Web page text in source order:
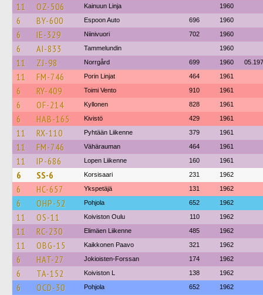
11 OZ-506 Kainuun Linja 1960
6 BY-600 Espoon Auto 696 1960
6 IE-329 Niinivuori 702 1960
6 AI-833 Tammelundin 1960
11 ZJ-98 Norrgård 699 1960
11 FM-746 Porin Linjat 464 1961
6 RY-409 Toimi Vento 910 1961
6 OF-214 Kyllonen 828 1961
6 HAB-165 Kivistö 429 1961
11 RX-110 Pyhtään Liikenne 379 1961
11 FM-746 Vähärauman 464 1961
11 IP-686 Lopen Liikenne 160 1961
6 SS-6 Korsisaari 231 1962
6 HC-657 Ykspetäjä 131 1962
6 OHP-52 Pohjola 652 1962
11 OS-11 Koiviston Oulu 110 1962
11 RC-230 Elimäen Liikenne 485 1962
11 OBG-15 Kaikkonen Paavo 321 1962
6 HAT-27 Jokioisten-Forssan 174 1962
6 TA-152 Koiviston L 138 1962
6 OCD-30 Pohjola 652 1962